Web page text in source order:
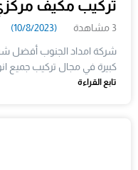
تركيب مكيف
3 مشاهدة (10/8/2023)
شركة امداد الجنوب أفضل
كبيرة في مجال تركيب جميع
تابع القراءة